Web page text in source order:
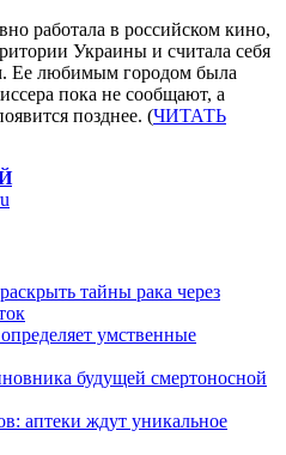
работала в российском кино,
Украины и считала себя
Ее любимым городом была
пока не сообщают, а
позднее. (ЧИТАТЬ
тайны рака через
умственные
будущей смертоносной
аптеки ждут уникальное